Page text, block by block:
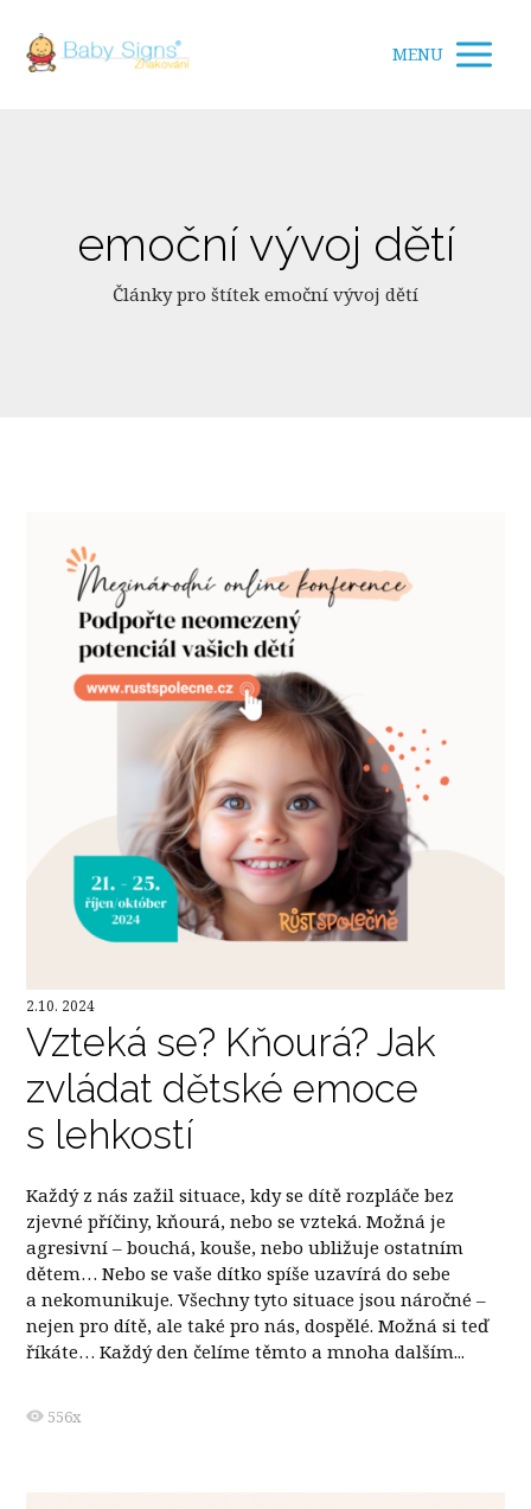
MENU
emoční vývoj dětí
Články pro štítek emoční vývoj dětí
2.10. 2024
Vzteká se? Kňourá? Jak
zvládat dětské emoce
s lehkostí
Každý z nás zažil situace, kdy se dítě rozpláče bez
zjevné příčiny, kňourá, nebo se vzteká. Možná je
agresivní – bouchá, kouše, nebo ubližuje ostatním
dětem… Nebo se vaše dítko spíše uzavírá do sebe
a nekomunikuje. Všechny tyto situace jsou náročné –
nejen pro dítě, ale také pro nás, dospělé. Možná si teď
říkáte… Každý den čelíme těmto a mnoha dalším...
556x